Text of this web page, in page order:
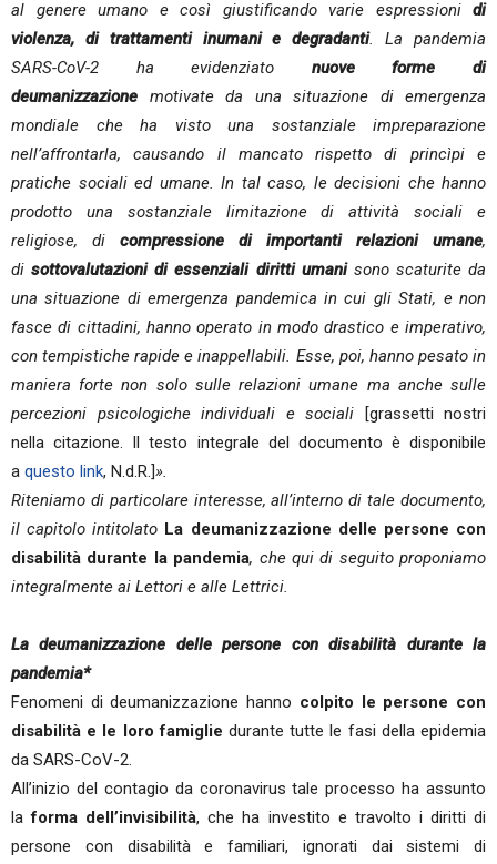
al genere umano e così giustificando varie espressioni di
violenza, di trattamenti inumani e degradanti. La pandemia
SARS-CoV-2 ha evidenziato nuove forme di
deumanizzazione motivate da una situazione di emergenza
mondiale che ha visto una sostanziale impreparazione
nell’affrontarla, causando il mancato rispetto di princìpi e
pratiche sociali ed umane. In tal caso, le decisioni che hanno
prodotto una sostanziale limitazione di attività sociali e
religiose, di compressione di importanti relazioni umane,
disottovalutazioni di essenziali diritti umanisono scaturite da
una situazione di emergenza pandemica in cui gli Stati, e non
fasce di cittadini, hanno operato in modo drastico e imperativo,
con tempistiche rapide e inappellabili. Esse, poi, hanno pesato in
maniera forte non solo sulle relazioni umane ma anche sulle
percezioni psicologiche individuali e sociali
[grassetti nostri
nella citazione. Il testo integrale del documento è disponibile
a questo link, N.d.R.]».
Riteniamo di particolare interesse, all’interno di tale documento,
il capitolo intitolato La deumanizzazione delle persone con
disabilità durante la pandemia, che qui di seguito proponiamo
integralmente ai Lettori e alle Lettrici.
La deumanizzazione delle persone con disabilità durante la
pandemia*
Fenomeni di deumanizzazione hanno colpito le persone con
disabilità e le loro famiglie durante tutte le fasi della epidemia
da SARS-CoV-2.
All’inizio del contagio da coronavirus tale processo ha assunto
laforma dell’invisibilità, che ha investito e travolto i diritti di
persone con disabilità e familiari, ignorati dai sistemi di